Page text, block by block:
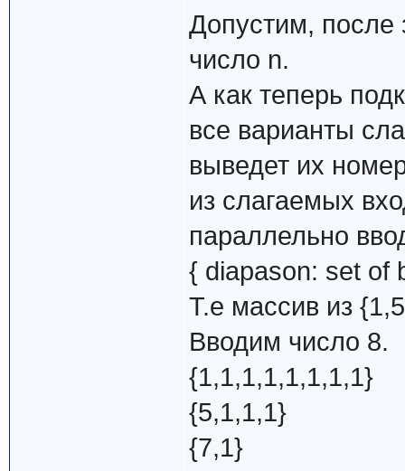
Допустим, после
число n.
А как теперь
все варианты
выведет их
из слагаемых
параллельно
{ diapason: set of
Т.е массив из
Вводим число 8.
{1,1,1,1,1,1,1,1}
{5,1,1,1}
{7,1}